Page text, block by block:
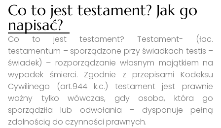
Co to jest testament? Jak go
napisać?
Co to jest testament? Testament- (łac.
testamentum – sporządzone przy świadkach testis –
świadek) – rozporządzanie własnym majątkiem na
wypadek śmierci. Zgodnie z przepisami Kodeksu
Cywilinego (art.944 k.c.) testament jest prawnie
ważny tylko wówczas, gdy osoba, która go
sporządziła lub odwołania – dysponuje pełną
zdolnością do czynności prawnych.